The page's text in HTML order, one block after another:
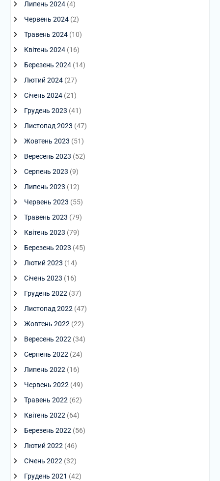
Липень 2024(4)
Червень 2024(2)
Травень 2024(10)
Квітень 2024(16)
Березень 2024(14)
Лютий 2024(27)
Січень 2024(21)
Грудень 2023 (41)
Листопад 2023 (47)
Жовтень 2023 (51)
Вересень 2023 (52)
Серпень 2023 (9)
Липень 2023 (12)
Червень 2023 (55)
Травень 2023 (79)
Квітень 2023 (79)
Березень 2023 (45)
Лютий 2023 (14)
Січень 2023 (16)
Грудень 2022 (37)
Листопад 2022 (47)
Жовтень 2022 (22)
Вересень 2022 (34)
Серпень 2022 (24)
Липень 2022 (16)
Червень 2022 (49)
Травень 2022 (62)
Квітень 2022 (64)
Березень 2022 (56)
Лютий 2022 (46)
Січень 2022 (32)
Грудень 2021 (42)